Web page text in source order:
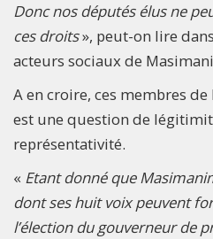
Donc nos députés élus ne
ces droits», peut-on lire
acteurs sociaux de
A en croire, ces membres
est une question de
représentativité.
« Etant donné que
dont ses huit voix peuvent
l’élection du gouverneur de